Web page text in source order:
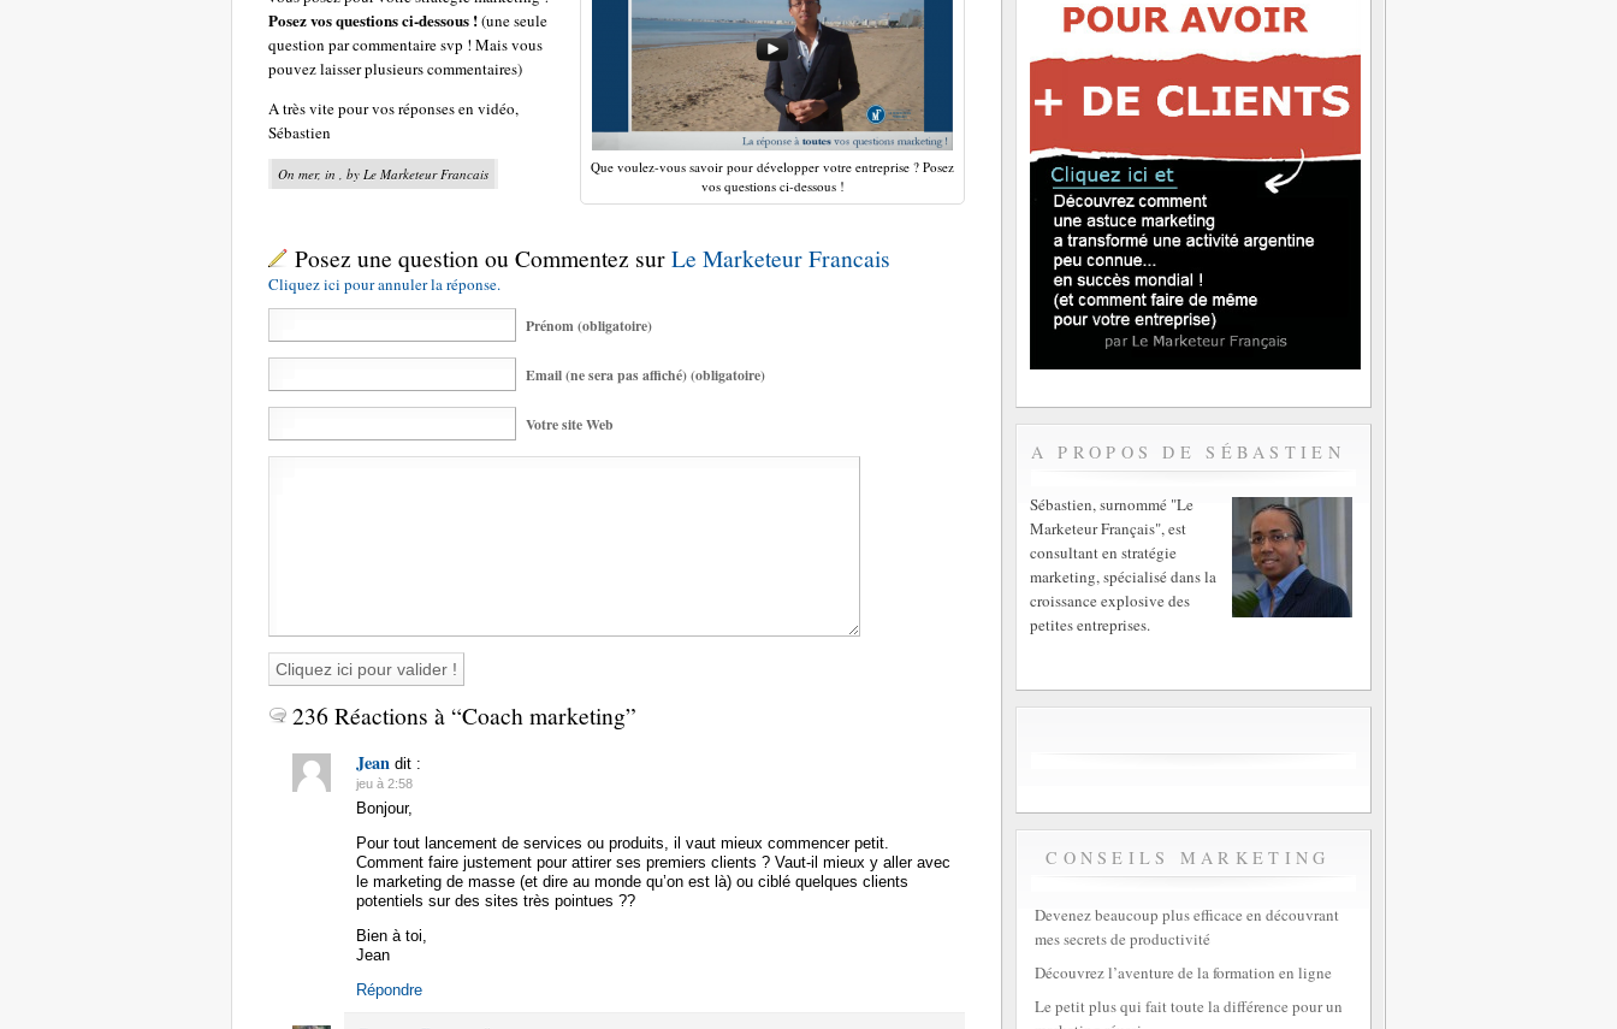
Que voulez-vous savoir pour développer votre entreprise ? Posez
vos questions ci-dessous !
Posez vos questions ci-dessous !(une seule
question par commentaire svp ! Mais vous
pouvez laisser plusieurs commentaires)
A très vite pour vos réponses en vidéo,
Sébastien
On mer, in , by Le Marketeur Francais
Posez une question ou Commentez surLe Marketeur Francais
Cliquez ici pour annuler la réponse.
Prénom (obligatoire)
Email (ne sera pas affiché) (obligatoire)
Votre site Web
236 Réactions à “Coach marketing”
Jean dit :
jeu à 2:58
Bonjour,
Pour tout lancement de services ou produits, il vaut mieux commencer petit.
Comment faire justement pour attirer ses premiers clients ? Vaut-il mieux y aller avec
le marketing de masse (et dire au monde qu’on est là) ou ciblé quelques clients
potentiels sur des sites très pointues ??
Bien à toi,
Jean
Répondre
A PROPOS DE SÉBASTIEN
Sébastien, surnommé "Le
Marketeur Français", est
consultant en stratégie
marketing, spécialisé dans la
croissance explosive des
petites entreprises.
CONSEILS MARKETING
Devenez beaucoup plus efficace en découvrant
mes secrets de productivité
Découvrez l’aventure de la formation en ligne
Le petit plus qui fait toute la différence pour un